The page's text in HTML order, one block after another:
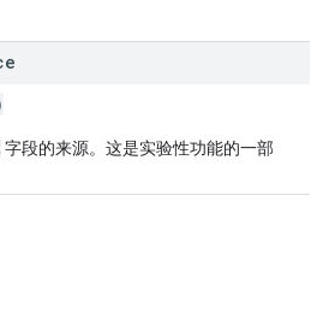
字段的来源。这是实验性功能的一部